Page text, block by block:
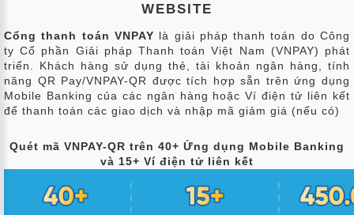
THÀNH
VIÊN
FAQS
HỆ
MUA
GÓI
WEBSITE
Cổng thanh toán VNPAY là giải pháp thanh toán do Công
ty Cổ phần Giải pháp Thanh toán Việt Nam (VNPAY) phát
triển. Khách hàng sử dụng thẻ, tài khoản ngân hàng, tính
năng QR Pay/VNPAY-QR được tích hợp sẵn trên ứng dụng
Mobile Banking của các ngân hàng hoặc Ví điện tử liên kết
để thanh toán các giao dịch và nhập mã giảm giá (nếu có)
Quét mã VNPAY-QR trên 40+ Ứng dụng Mobile Banking
và 15+ Ví điện tử liên kết